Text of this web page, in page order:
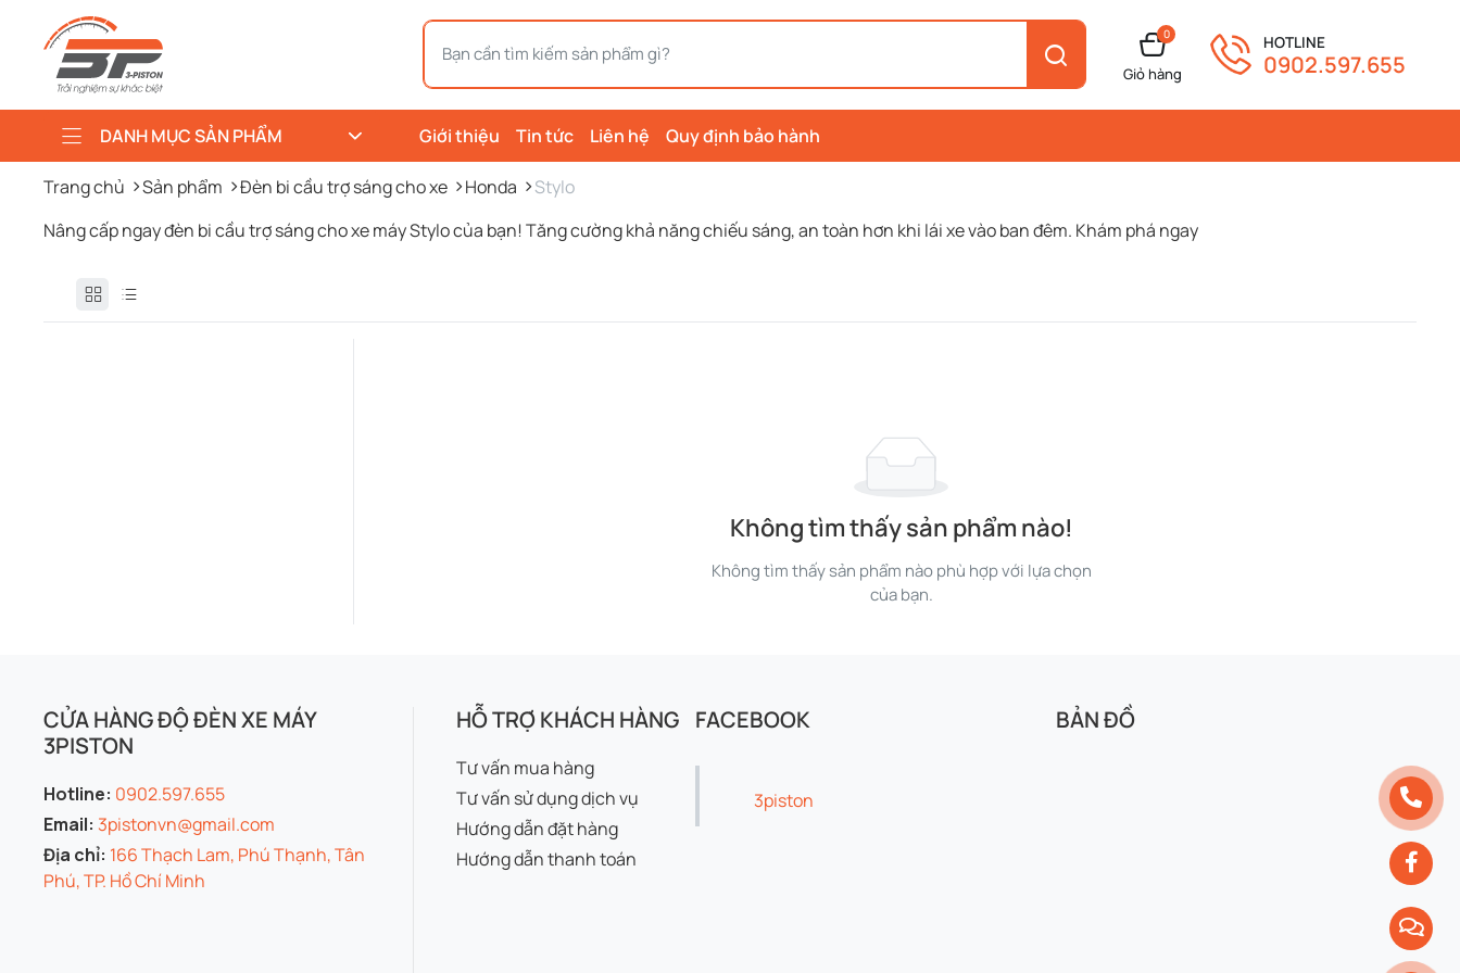
0
Giỏ hàng
HOTLINE
0902.597.655
DANH MỤC SẢN PHẨM Giới thiệu Tin tức Liên hệ Quy định bảo hành
Trang chủ Sản phẩm Đèn bi cầu trợ sáng cho xe Honda
Stylo
Nâng cấp ngay đèn bi cầu trợ sáng cho xe máy Stylo của bạn! Tăng cường khả năng chiếu sáng, an toàn hơn khi lái xe vào ban đêm. Khám phá ngay
Không tìm thấy sản phẩm nào!
Không tìm thấy sản phẩm nào phù hợp với lựa chọn
của bạn.
CỬA HÀNG ĐỘ ĐÈN XE MÁY
3PISTON
Hotline: 0902.597.655
Email: 3pistonvn@gmail.com
Địa chỉ: 166 Thạch Lam, Phú Thạnh, Tân
Phú, TP. Hồ Chí Minh
HỖ TRỢ KHÁCH HÀNG
Tư vấn mua hàng
Tư vấn sử dụng dịch vụ
Hướng dẫn đặt hàng
Hướng dẫn thanh toán
FACEBOOK
3piston
BẢN ĐỒ